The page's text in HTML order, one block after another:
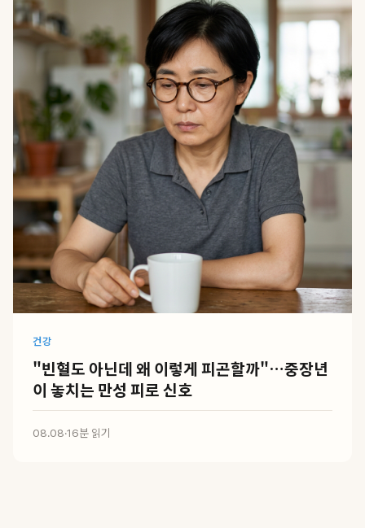
건강
"빈혈도 아닌데 왜 이렇게 피곤할까"…중장년
이 놓치는 만성 피로 신호
08.08·16분 읽기